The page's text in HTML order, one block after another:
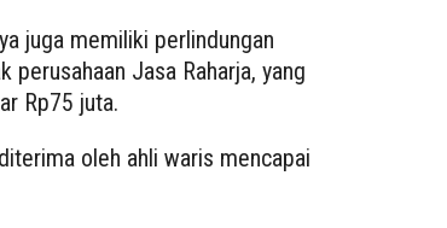
juga memiliki perlindungan
perusahaan Jasa Raharja, yang
Rp75 juta.
oleh ahli waris mencapai